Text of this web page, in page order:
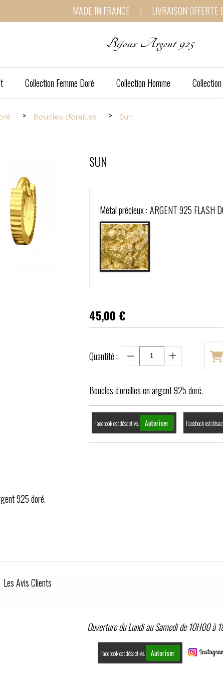
MADE IN FRANCE I LIVRAISON OFFERTE
Bijoux Argent 925
Collection Femme Doré Collection Homme
Boucles d'oreilles Sun
SUN
Métal précieux : ARGENT 925 FLASH
45,00 €
Quantité :
Boucles d'oreilles en argent 925 doré.
Facebook est désactivé. Autoriser Facebook est
925 doré.
Les Avis Clients
Ouverture du Lundi au Samedi de 10H00 à
Facebook est désactivé. Autoriser